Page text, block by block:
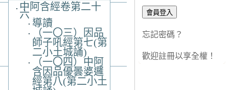
中阿含經卷第二十
六
導讀
（一〇三）因品
師子吼經第七(第
二小土城誦)
（一〇四）中阿
含因品優曇婆邏
經第八(第二小土
忘記密碼？
歡迎註冊以享全權！